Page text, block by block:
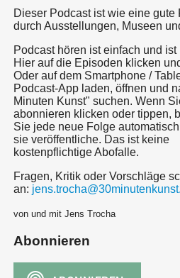
Dieser Podcast ist wie eine gute
durch Ausstellungen, Museen
Podcast hören ist einfach und ist
Hier auf die Episoden klicken
Oder auf dem Smartphone /
Podcast-App laden, öffnen und
Minuten Kunst" suchen. Wenn
abonnieren klicken oder tippen,
Sie jede neue Folge
sie veröffentliche. Das ist keine
kostenpflichtige Abofalle.
Fragen, Kritik oder Vorschläge
an:
von und mit Jens Trocha
Abonnieren